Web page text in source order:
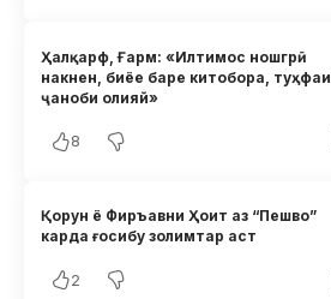
Ҳалқарф, Ғарм: «Илтимос ношгрӣ
накнен, биёе баре китобора, туҳфаи
ҷаноби олияй»
8
Қорун ё Фиръавни Ҳоит аз “Пешво”
карда ғосибу золимтар аст
2